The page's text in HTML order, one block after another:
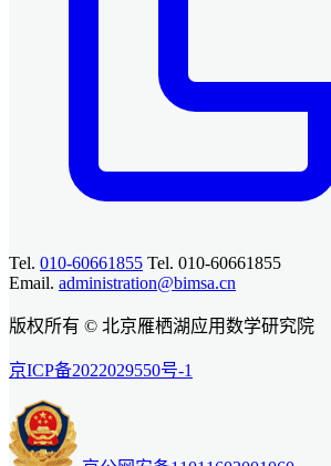
Tel. 010-60661855 Tel. 010-60661855
Email. administration@bimsa.cn
版权所有 © 北京雁栖湖应用数学研究院
京ICP备2022029550号-1